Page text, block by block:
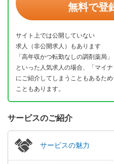
無料で登
サイト上では公開していない
求人（非公開求人）もあります
「高年収かつ転勤なしの調剤薬局
といった人気求人の場合、「マイ
にご紹介してしまうこともあるた
こともあります。
サービスのご紹介
サービスの魅力